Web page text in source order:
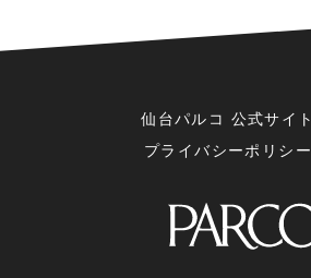
仙台パルコ 公式サイト
プライバシーポリシー